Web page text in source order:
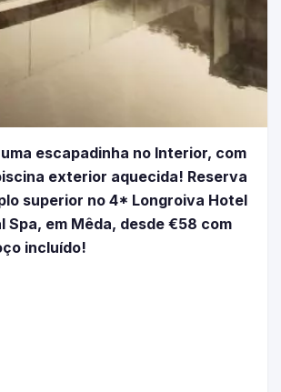
escapadinha no Interior, com
exterior aquecida! Reserva
superior no 4* Longroiva Hotel
Spa, em Mêda, desde €58 com
incluído!